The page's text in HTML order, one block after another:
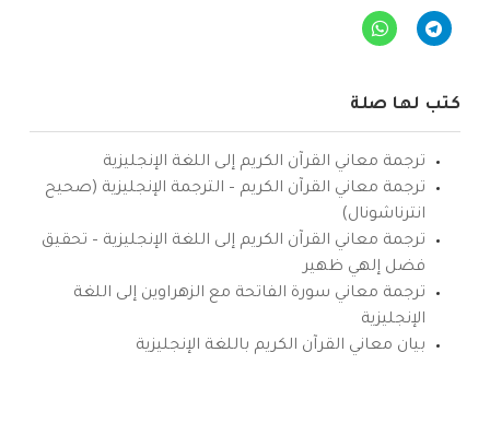
كتب لها صلة
ترجمة معاني القرآن الكريم إلى اللغة الإنجليزية
ترجمة معاني القرآن الكريم – الترجمة الإنجليزية (صحيح
انترناشونال)
ترجمة معاني القرآن الكريم إلى اللغة الإنجليزية – تحقيق
فضل إلهي ظهير
ترجمة معاني سورة الفاتحة مع الزهراوين إلى اللغة
الإنجليزية
بيان معاني القرآن الكريم باللغة الإنجليزية